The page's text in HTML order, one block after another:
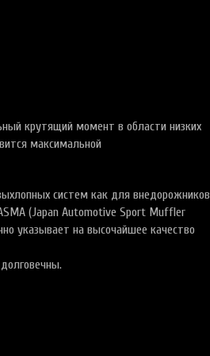
крутящий момент в области низких
максимальной
систем как для внедорожников,
(Japan Automotive Sport Muffler
указывает на высочайшее качество